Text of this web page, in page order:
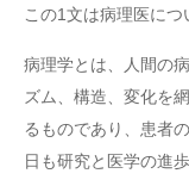
この1文は病理医につ
病理学とは、人間の
ズム、構造、変化を
るものであり、患者
日も研究と医学の進